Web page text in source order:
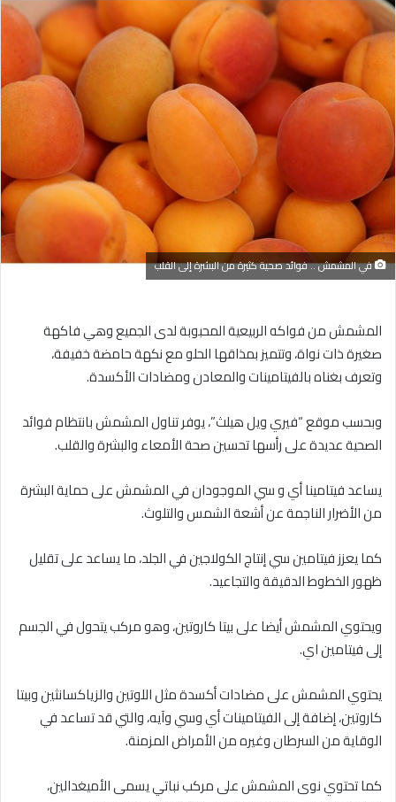
في المشمش .. فوائد صحية كثيرة من البشرة إلى القلب
المشمش من فواكه الربيعية المحبوبة لدى الجميع وهي فاكهة
صغيرة ذات نواة، وتتميز بمذاقها الحلو مع نكهة حامضة خفيفة،
وتعرف بغناه بالفيتامينات والمعادن ومضادات الأكسدة.
وبحسب موقع “فيري ويل هيلث”، يوفر تناول المشمش بانتظام فوائد
الصحية عديدة على رأسها تحسين صحة الأمعاء والبشرة والقلب.
يساعد فيتامينا أي و سي الموجودان في المشمش على حماية البشرة
من الأضرار الناجمة عن أشعة الشمس والتلوث.
كما يعزز فيتامين سي إنتاج الكولاجين في الجلد، ما يساعد على تقليل
ظهور الخطوط الدقيقة والتجاعيد.
ويحتوي المشمش أيضا على بيتا كاروتين، وهو مركب يتحول في الجسم
إلى فيتامين اي.
يحتوي المشمش على مضادات أكسدة مثل اللوتين والزياكسانثين وبيتا
كاروتين، إضافة إلى الفيتامينات أي وسي وآيه، والتي قد تساعد في
الوقاية من السرطان وغيره من الأمراض المزمنة.
كما تحتوي نوى المشمش على مركب نباتي يسمى الأميغدالين،